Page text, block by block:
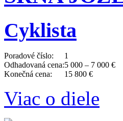
Cyklista
Poradové číslo:
1
Odhadovaná cena:5 000 – 7 000 €
Konečná cena:
15 800 €
Viac o diele